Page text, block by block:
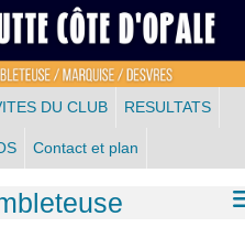
DU CLUB RESULTATS
Contact et plan